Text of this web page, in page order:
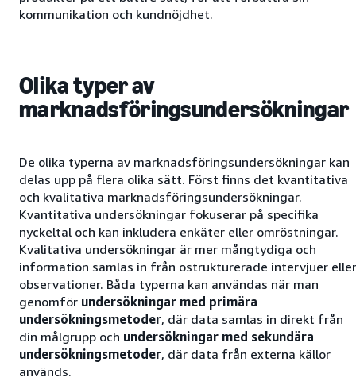
kommunikation och kundnöjdhet.
Olika typer av
marknadsföringsundersökningar
De olika typerna av marknadsföringsundersökningar kan
delas upp på flera olika sätt. Först finns det kvantitativa
och kvalitativa marknadsföringsundersökningar.
Kvantitativa undersökningar fokuserar på specifika
nyckeltal och kan inkludera enkäter eller omröstningar.
Kvalitativa undersökningar är mer mångtydiga och
information samlas in från ostrukturerade intervjuer eller
observationer. Båda typerna kan användas när man
genomför undersökningar med primära
undersökningsmetoder, där data samlas in direkt från
din målgrupp och undersökningar med sekundära
undersökningsmetoder, där data från externa källor
används.